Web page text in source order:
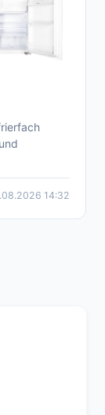
14:32